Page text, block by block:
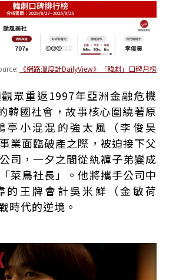
《網路溫度計DailyView》「韓劇」口碑月榜
眾重返1997年亞洲金融危機
韓國社會，故事核心圍繞著原
亭小混混的強太風（李俊昊
業面臨破產之際，被迫接下父
司，一夕之間從紈褲子弟變成
菜鳥社長」。他將攜手公司中
的王牌會計吳米鮮（金敏荷
時代的逆境。